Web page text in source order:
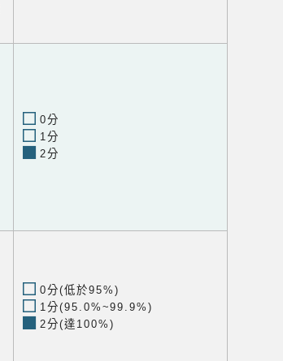
0分
1分
2分
0分(低於95%)
1分(95.0%~99.9%)
2分(達100%)